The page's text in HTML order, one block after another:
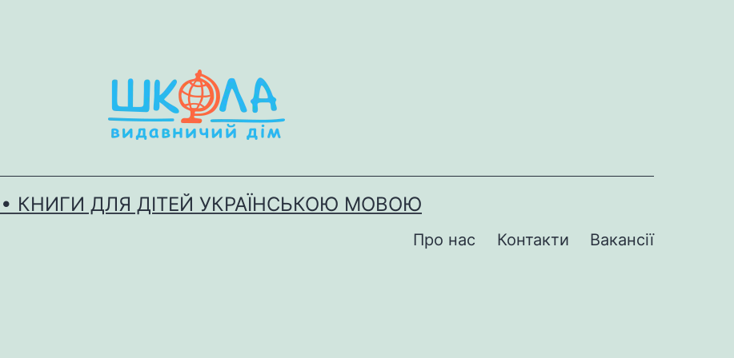
КНИГИ ДЛЯ ДІТЕЙ УКРАЇНСЬКОЮ МОВОЮ
Про нас Контакти Вакансії